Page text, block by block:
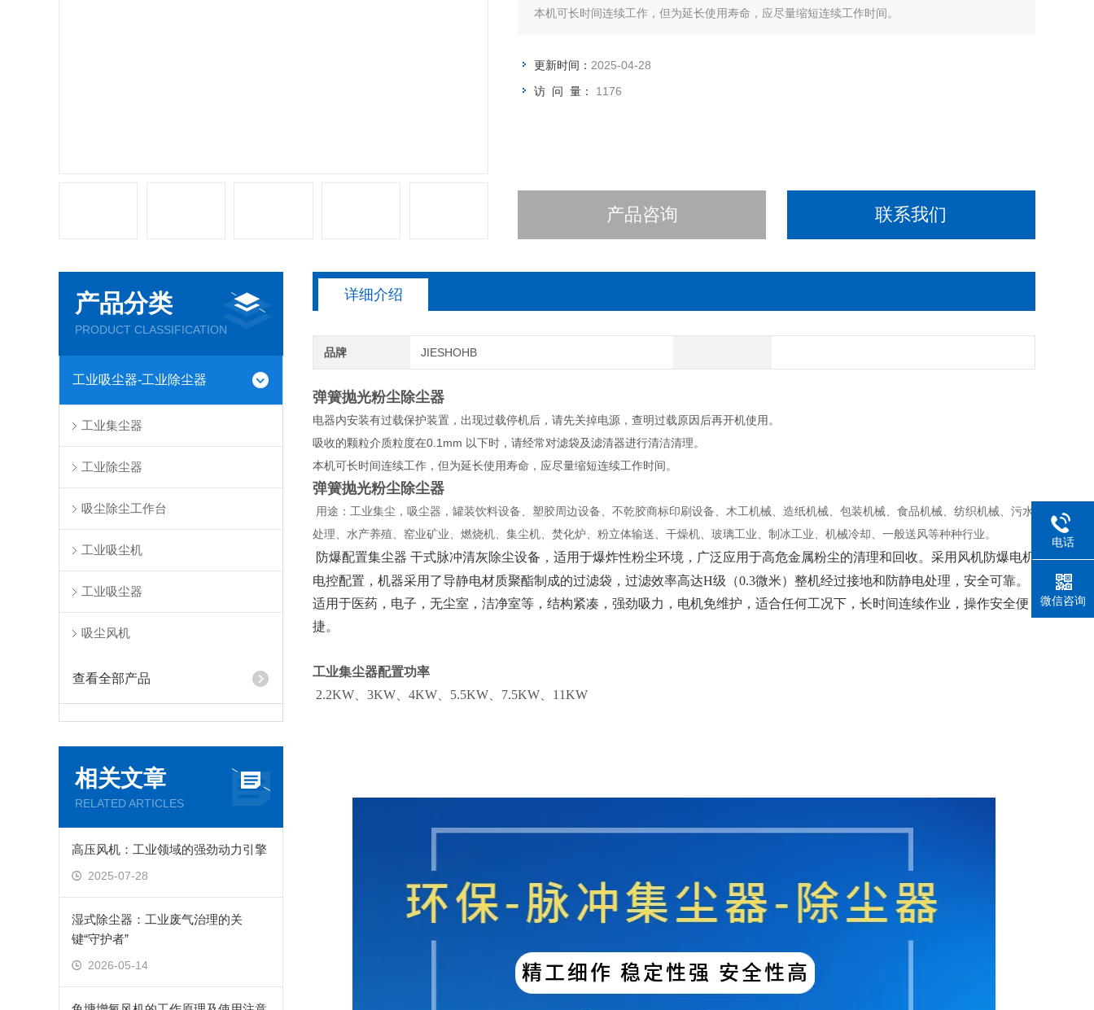
本机可长时间连续工作，但为延长使用寿命，应尽量缩短连续工作时间。
更新时间： 2025-04-28
访 问 量： 1176
产品咨询 联系我们
产品分类
PRODUCT CLASSIFICATION
工业吸尘器-工业除尘器
工业集尘器
工业除尘器
吸尘除尘工作台
工业吸尘机
工业吸尘器
吸尘风机
查看全部产品
相关文章
RELATED ARTICLES
高压风机：工业领域的强劲动力引擎
2025-07-28
湿式除尘器：工业废气治理的关
键“守护者”
2026-05-14
详细介绍
品牌 JIESHOHB
弹簧抛光粉尘除尘器
电器内安装有过载保护装置，出现过载停机后，请先关掉电源，查明过载原因后再开机使用。
吸收的颗粒介质粒度在0.1mm 以下时，请经常对滤袋及滤清器进行清洁清理。
本机可长时间连续工作，但为延长使用寿命，应尽量缩短连续工作时间。
弹簧抛光粉尘除尘器
用途：工业集尘，吸尘器，罐装饮料设备、塑胶周边设备、不乾胶商标印刷设备、木工机械、造纸机械、包装机械、食品机械、纺织机械、污水
处理、水产养殖、窑业矿业、燃烧机、集尘机、焚化炉、粉立体输送、干燥机、玻璃工业、制冰工业、机械冷却、一般送风等种种行业。
防爆配置集尘器 干式脉冲清灰除尘设备，适用于爆炸性粉尘环境，广泛应用于高危金属粉尘的清理和回收。采用风机防爆电机
电控配置，机器采用了导静电材质聚酯制成的过滤袋，过滤效率高达H级（0.3微米）整机经过接地和防静电处理，安全可靠。
适用于医药，电子，无尘室，洁净室等，结构紧凑，强劲吸力，电机免维护，适合任何工况下，长时间连续作业，操作安全便
捷。
工业集尘器配置功率
2.2KW、3KW、4KW、5.5KW、7.5KW、11KW
电话
微信咨询